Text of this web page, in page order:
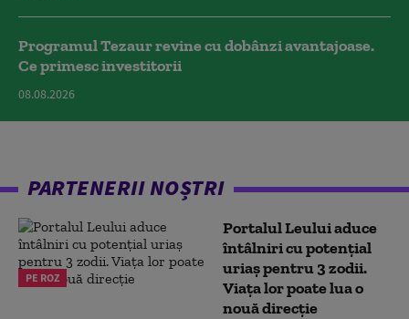
Programul Tezaur revine cu dobânzi avantajoase.
Ce primesc investitorii
08.08.2026
PARTENERII NOȘTRI
PE ROZ
Portalul Leului aduce
întâlniri cu potențial
uriaș pentru 3 zodii.
Viața lor poate lua o
nouă direcție